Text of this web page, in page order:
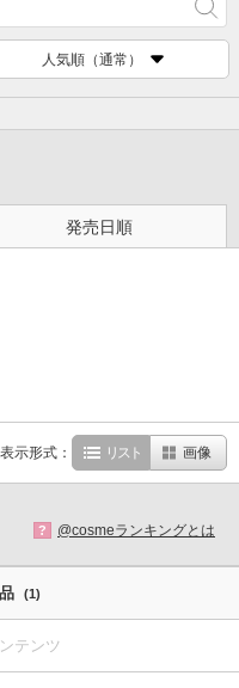
人気順（通常）
発売日順
表示形式： リスト 画像
? @cosmeランキングとは
(1)
テンツ